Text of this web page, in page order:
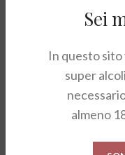
Sei
In questo
super
almeno
rende in grado di
Formato di pasta
con un sughi o
PASTIFICIO
Il Pastificio dei